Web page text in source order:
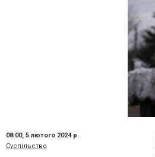
08:00, 5 лютого 2024 р.
Суспільство